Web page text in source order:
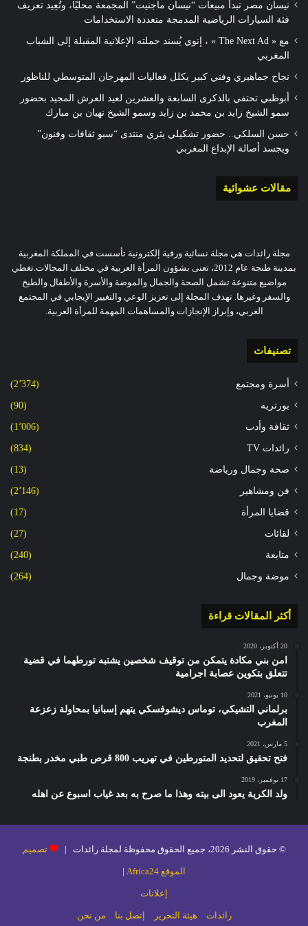
نيسان مصر تبدأ مبيعات “نيسان ماجنيت” المجمعة محليًا، وتُعِيد تعريف
فئة السيارات الرياضية المدمجة متعددة الاستخدامات
مع « The Next Ad » ، إنوي يُسند حملته الإعلانية المقبلة إلى الشباب
المغربي
نجاح جماهيري وفني كبير يكلل فعاليات المهرجان المتوسطي للناظور
أبوظبي تحتفي بالذكرى السابعة والعشرين لعيد العرش المجيد بحضور
سمو الشيخ زايد بن محمد بن زايد وسمو الشيخ نهيان بن مبارك
حسن السلكي.. حضور تشكيلي يثري منتدى “سبو ثقافات وفنون”
ويجسد أصالة الإبداع المغربي
مقالات عشوائية
مجلة رائدات هي مجلة نسائية ورقية إلكترونية تأسست في المملكة المغربية
بمدينة طنجة عام 2012، تعنى بشؤون المرأة العربية في مختلف المجالات.تغطي
مواضيع متنوعة تشمل الصحة والجمال والموضة والأسرة والأطفال والطبخ
والسفر وغيرها. تهدف المجلة إلى تعزيز الوعي والتغيير الإيجابي في المجتمع
العربي، وإبراز الإنجازات والمساهمات المهمة للمرأة العربية.
تصنيفات
أسرة ومجتمع (2٬374)
بورتريه (90)
ثقافة وأدب (1٬006)
رائدات TV (834)
صحة وجمال ورياضة (13)
فن ومشاهير (2٬146)
قضايا المرأة (17)
لقائات (27)
متابعة (240)
موضة وجمال (264)
أكثر المقالات قراءة
20 أكتوبر، 2020
امن بني مكادة يتمكن من توقيف شخصين يشتبه تورطهما في قضية
تتعلق بتكوين عصابة اجرامية
10 يونيو، 2021
برلماني التشيكي، توماس ديشوفسكي يتهم إسبانيا بمحاولة زعزعة
المغرب
5 مارس، 2021
فتح تحقيق لتحديد المتورطين في تهريب 800 قرص طبي مخدر بطنجة
17 نوفمبر، 2019
ولد الكرية يعود الى بيته وهذا ما صرح به بعد غياب اسبوع عن اهله
© حقوق النشر 2026، جميع الحقوق محفوظة لمجلة رائدات | تصميم
الموقع Africa24 |
إعلانات
رائدات هيئة التحرير إتصل بنا من نحن